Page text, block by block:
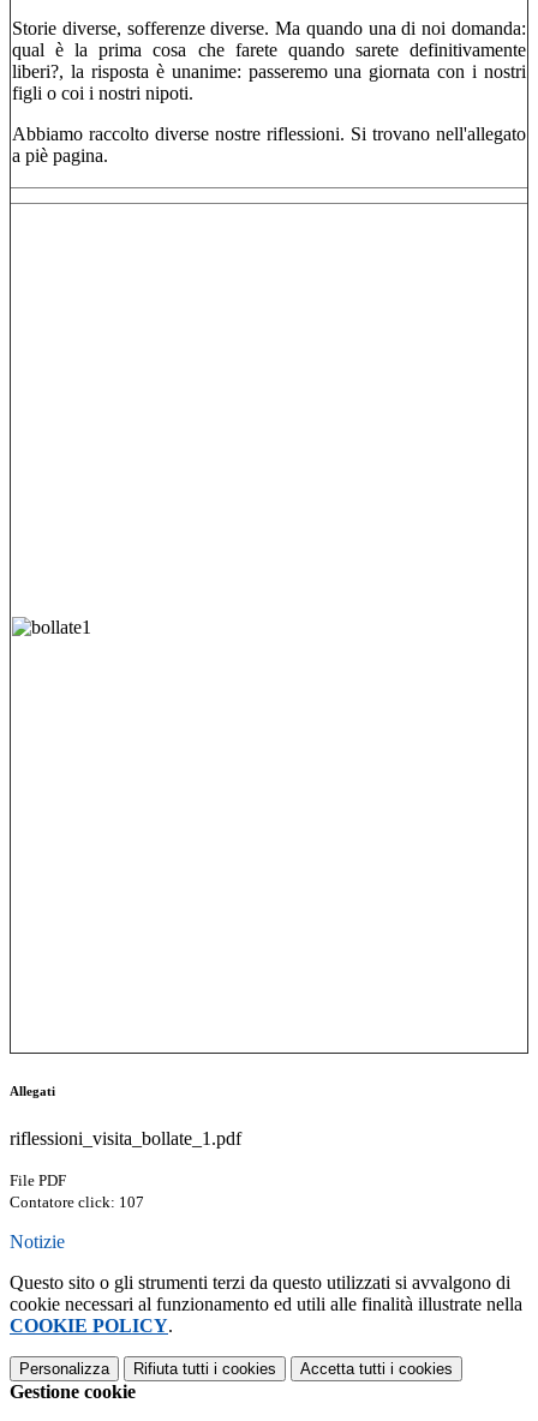
Storie diverse, sofferenze diverse. Ma quando una di noi domanda:
qual è la prima cosa che farete quando sarete definitivamente
liberi?, la risposta è unanime: passeremo una giornata con i nostri
figli o coi i nostri nipoti.
Abbiamo raccolto diverse nostre riflessioni. Si trovano nell'allegato
a piè pagina.
Allegati
riflessioni_visita_bollate_1.pdf
File PDF
Contatore click: 107
Notizie
Questo sito o gli strumenti terzi da questo utilizzati si avvalgono di
cookie necessari al funzionamento ed utili alle finalità illustrate nella
COOKIE POLICY.
Personalizza Rifiuta tutti i cookies Accetta tutti i cookies
Gestione cookie